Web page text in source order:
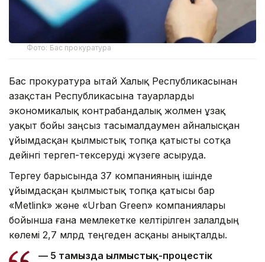
Фото: Бас прокуратура
Бас прокуратура Қытай Халық Республикасынан
Қазақстан Республикасына тауарларды
экономикалық контрабандалық жолмен ұзақ
уақыт бойы заңсыз тасымалдаумен айналысқан
ұйымдасқан қылмыстық топқа қатысты сотқа
дейінгі тергеп-тексеруді жүзеге асыруда.
Тергеу барысында 37 компанияның ішінде
ұйымдасқан қылмыстық топқа қатысы бар
«Metlink» және «Urban Green» компаниялары
бойынша ғана мемлекетке келтірілген залалдың
көлемі 2,7 млрд теңгеден асқаны анықталды.
— 5 тамызда Қылмыстық-процестік